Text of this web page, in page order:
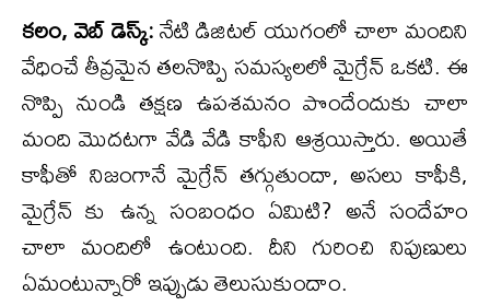
కలం, వెబ్ డెస్క్:నేటి డిజిటల్ యుగంలో చాలా మందిని
వేధించే తీవ్రమైన తలనొప్పి సమస్యలలో మైగ్రేన్ ఒకటి. ఈ
నొప్పి నుండి తక్షణ ఉపశమనం పొందేందుకు చాలా
మంది మొదటగా వేడి వేడి కాఫీని ఆశ్రయిస్తారు. అయితే
కాఫీతో నిజంగానే మైగ్రేన్ తగ్గుతుందా, అసలు కాఫీకి,
మైగ్రేన్ కు ఉన్న సంబంధం ఏమిటి? అనే సందేహం
చాలా మందిలో ఉంటుంది. దీని గురించి నిపుణులు
ఏమంటున్నారో ఇప్పుడు తెలుసుకుందాం.